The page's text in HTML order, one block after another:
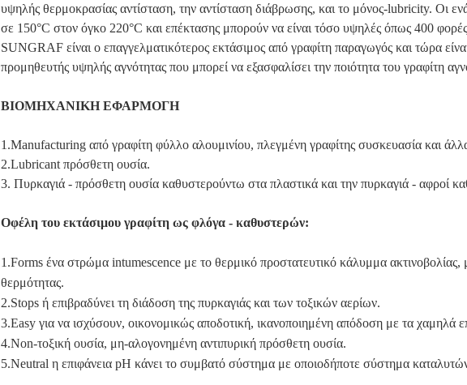
υψηλής θερμοκρασίας αντίσταση, την αντίσταση διάβρωσης, και το μόνος-lubricity. Οι
σε 150°C στον όγκο 220°C και επέκτασης μπορούν να είναι τόσο υψηλές όπως 400
SUNGRAF είναι ο επαγγελματικότερος εκτάσιμος από γραφίτη παραγωγός και τώρα
προμηθευτής υψηλής αγνότητας που μπορεί να εξασφαλίσει την ποιότητα του γραφίτη
ΒΙΟΜΗΧΑΝΙΚΗ ΕΦΑΡΜΟΓΗ
1.Manufacturing από γραφίτη φύλλο αλουμινίου, πλεγμένη γραφίτης συσκευασία και
2.Lubricant πρόσθετη ουσία.
3. Πυρκαγιά - πρόσθετη ουσία καθυστερούντω στα πλαστικά και την πυρκαγιά - αφροί
Οφέλη του εκτάσιμου γραφίτη ως φλόγα - καθυστερών:
1.Forms ένα στρώμα intumescence με το θερμικό προστατευτικό κάλυμμα ακτινοβολίας,
θερμότητας.
2.Stops ή επιβραδύνει τη διάδοση της πυρκαγιάς και των τοξικών αερίων.
3.Easy για να ισχύσουν, οικονομικώς αποδοτική, ικανοποιημένη απόδοση με τα χαμηλά
4.Non-τοξική ουσία, μη-αλογονημένη αντιπυρική πρόσθετη ουσία.
5.Neutral η επιφάνεια pH κάνει το συμβατό σύστημα με οποιοδήποτε σύστημα